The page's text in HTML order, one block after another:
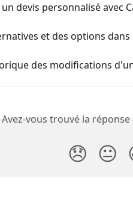
devis personnalisé avec
et des options dans
des modifications
Avez-vous trouvé la
😞 😐